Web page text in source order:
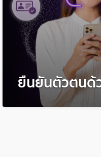
ยืนยันตัวตนด้